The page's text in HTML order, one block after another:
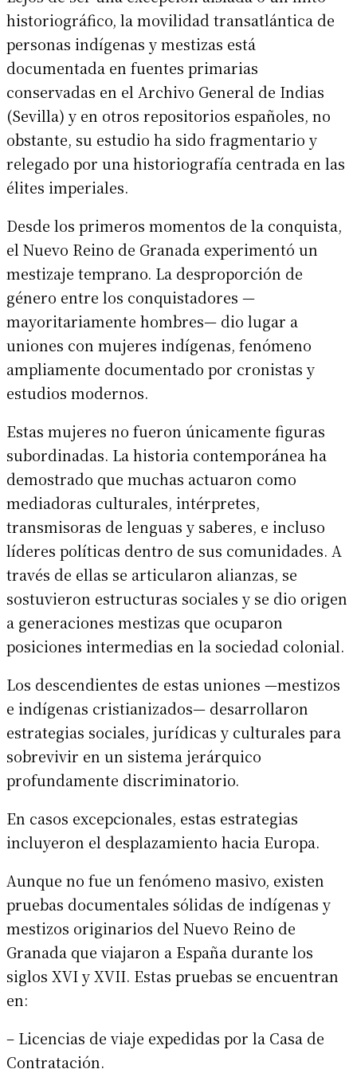
historiográfico, la movilidad transatlántica de
personas indígenas y mestizas está
documentada en fuentes primarias
conservadas en el Archivo General de Indias
(Sevilla) y en otros repositorios españoles, no
obstante, su estudio ha sido fragmentario y
relegado por una historiografía centrada en las
élites imperiales.
Desde los primeros momentos de la conquista,
el Nuevo Reino de Granada experimentó un
mestizaje temprano. La desproporción de
género entre los conquistadores —
mayoritariamente hombres— dio lugar a
uniones con mujeres indígenas, fenómeno
ampliamente documentado por cronistas y
estudios modernos.
Estas mujeres no fueron únicamente figuras
subordinadas. La historia contemporánea ha
demostrado que muchas actuaron como
mediadoras culturales, intérpretes,
transmisoras de lenguas y saberes, e incluso
líderes políticas dentro de sus comunidades. A
través de ellas se articularon alianzas, se
sostuvieron estructuras sociales y se dio origen
a generaciones mestizas que ocuparon
posiciones intermedias en la sociedad colonial.
Los descendientes de estas uniones —mestizos
e indígenas cristianizados— desarrollaron
estrategias sociales, jurídicas y culturales para
sobrevivir en un sistema jerárquico
profundamente discriminatorio.
En casos excepcionales, estas estrategias
incluyeron el desplazamiento hacia Europa.
Aunque no fue un fenómeno masivo, existen
pruebas documentales sólidas de indígenas y
mestizos originarios del Nuevo Reino de
Granada que viajaron a España durante los
siglos XVI y XVII. Estas pruebas se encuentran
en:
– Licencias de viaje expedidas por la Casa de
Contratación.